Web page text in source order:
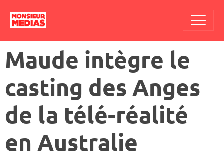
Maude intègre le
casting des Anges
de la télé-réalité
en Australie